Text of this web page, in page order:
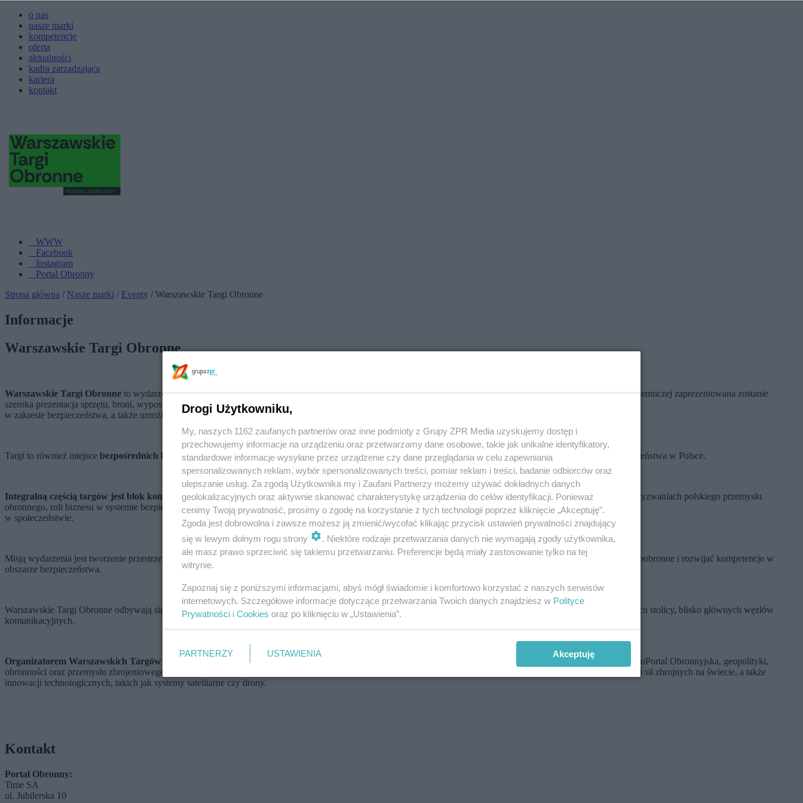
o nas
nasze marki
kompetencje
oferta
aktualności
kadra zarzadzająca
kariera
kontakt
WWW
Facebook
Instagram
Portal Obronny
Strona główna / Nasze marki / Eventy / Warszawskie Targi Obronne
Informacje
Warszawskie Targi Obronne
Warszawskie Targi Obronne to wydarzenie targowo-konferencyjne poświęcone bezpieczeństwu, obronności i budowaniu odporności państwa. W przestrzeni wystawienniczej zaprezentowana zostanie
szeroka prezentacja sprzętu, broni, wyposażenia i rozwiązań służących podnoszeniu kompetencji
w zakresie bezpieczeństwa, a także umożliwione będą bezpośrednie spotkania użytkowników z producentami i dystrybutorami.
Targi to również miejsce bezpośrednich kontaktów biznesowych, wymiany doświadczeń i prezentacji projektów, które mają realny wpływ na rozwój sektora bezpieczeństwa w Polsce.
Integralną częścią targów jest blok konferencyjny, w którym eksperci, przedstawiciele administracji, służb mundurowych i sektora prywatnego będą dyskutować o wyzwaniach polskiego przemysłu
obronnego, roli biznesu w systemie bezpieczeństwa państwa oraz kształtowaniu postaw proobronnych
w społeczeństwie.
Misją wydarzenia jest tworzenie przestrzeni wymiany wiedzy, prezentacji innowacyjnych rozwiązań oraz wspieranie współpracy, która pozwala kształtować postawy proobronne i rozwijać kompetencje w
obszarze bezpieczeństwa.
Warszawskie Targi Obronne odbywają się w nowoczesnym centrum wystawienniczym EXPO XXI, ul. Ignacego Prądzyńskiego 12/14 w Warszawie
– w samym sercu stolicy, blisko głównych węzłów
komunikacyjnych.
Organizatorem Warszawskich Targów Obronnych jest Portal Obronny
), należąca do Grupy ZPR Media platforma poświęcona tematyce woPortal Obronnyjska, geopolityki,
obronności oraz przemysłu zbrojeniowego. Serwis oferuje analizy, aktualności i raporty dotyczące współczesnych konfliktów zbrojnych, polityki obronnej i modernizacji sił zbrojnych na świecie, a także
innowacji technologicznych, takich jak systemy satelitarne czy drony.
Kontakt
Portal Obronny:
Time SA
ul. Jubilerska 10
Drogi Użytkowniku,
My, naszych 1162 zaufanych partnerów oraz inne podmioty z Grupy ZPR Media uzyskujemy dostęp i
przechowujemy informacje na urządzeniu oraz przetwarzamy dane osobowe, takie jak unikalne identyfikatory,
standardowe informacje wysyłane przez urządzenie czy dane przeglądania w celu zapewniania
spersonalizowanych reklam, wybór spersonalizowanych treści, pomiar reklam i treści, badanie odbiorców oraz
ulepszanie usług. Za zgodą Użytkownika my i Zaufani Partnerzy możemy używać dokładnych danych
geolokalizacyjnych oraz aktywnie skanować charakterystykę urządzenia do celów identyfikacji. Ponieważ
cenimy Twoją prywatność, prosimy o zgodę na korzystanie z tych technologii poprzez kliknięcie „Akceptuję”.
Zgoda jest dobrowolna i zawsze możesz ją zmienić/wycofać klikając przycisk ustawień prywatności znajdujący
się w lewym dolnym rogu strony
. Niektóre rodzaje przetwarzania danych nie wymagają zgody użytkownika,
ale masz prawo sprzeciwić się takiemu przetwarzaniu. Preferencje będą miały zastosowanie tylko na tej
witrynie.
Zapoznaj się z poniższymi informacjami, abyś mógł świadomie i komfortowo korzystać z naszych serwisów
internetowych. Szczegółowe informacje dotyczące przetwarzania Twoich danych znajdziesz w Polityce
Prywatności i Cookies oraz po kliknięciu w „Ustawienia”.
PARTNERZY USTAWIENIA Akceptuję